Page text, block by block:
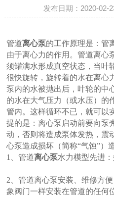
发布日期：2020-
管道离心泵的工作原理是：管
由于离心力的作用。管道离心
须罐满水形成真空状态，当叶
很快旋转，旋转着的水在离心
泵内的水被抛出后，叶轮的中
的水在大气压力（或水压）的
管内。这样循环不已，就可以
提的是：离心泵启动前要向泵
动，否则将造成泵体发热，震
心泵造成损坏（简称“气蚀”）
1、管道离心泵水力模型先进
2、管道离心泵安装、维修方
象阀门一样安装在管道的任何